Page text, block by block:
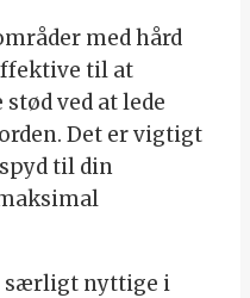
med hård
til at
ved at lede
Det er vigtigt
til din
særligt nyttige i